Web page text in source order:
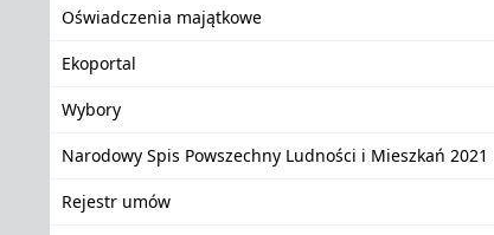
Oświadczenia majątkowe
Ekoportal
Wybory
Narodowy Spis Powszechny Ludności i Mieszkań 2021
Rejestr umów